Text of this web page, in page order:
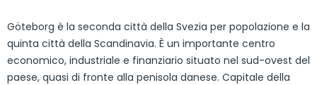
Göteborg è la seconda città della Svezia per popolazione e la
quinta città della Scandinavia. È un importante centro
economico, industriale e finanziario situato nel sud-ovest del
paese, quasi di fronte alla penisola danese. Capitale della